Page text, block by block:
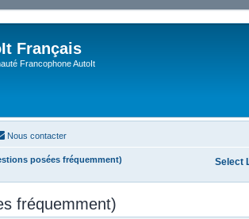
Français
Francophone AutoIt
Nous contacter
posées fréquemment) Select
fréquemment)